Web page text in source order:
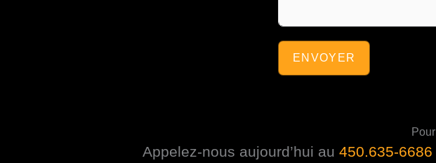
ENVOYER
Appelez-nous aujourd’hui au 450.635-6686